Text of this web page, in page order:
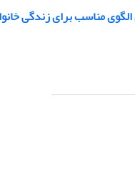
مناسب برای زندگی